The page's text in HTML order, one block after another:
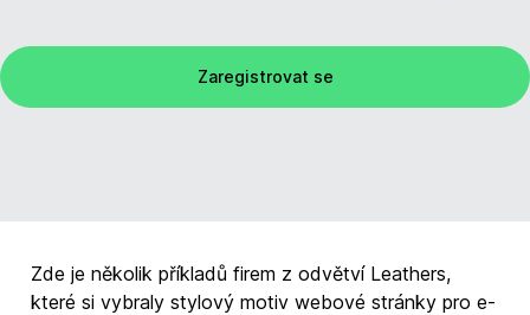
Zaregistrovat se
Zde je několik příkladů firem z odvětví Leathers,
které si vybraly stylový motiv webové stránky pro e-